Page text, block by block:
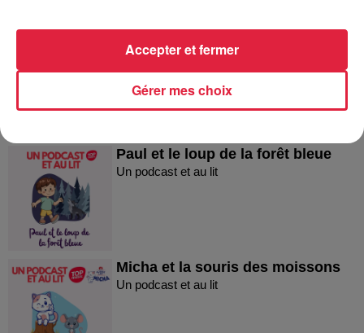
Micha et le secret du sac à dos !
Micha et le secret du sac à dos !
Paul et le loup de la forêt bleue
Un podcast et au lit
Micha et la souris des moissons
Un podcast et au lit
Gérer mes choix
Accepter et fermer